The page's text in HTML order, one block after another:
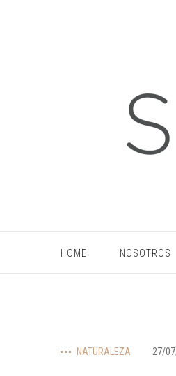
HOME NOSOTROS
NATURALEZA 27/